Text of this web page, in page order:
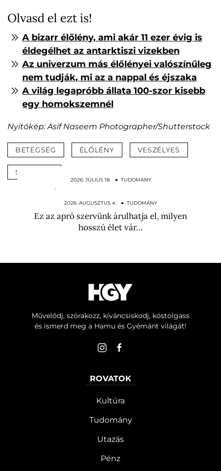
Olvasd el ezt is!
A bizarr élőlény, ami akár 11 ezer évig is
éldegélhet az antarktiszi vizekben
Az univerzum más élőlényei valószínűleg
nem tudják, mi az a nappal és éjszaka
A világ legapróbb állata 100-szor kisebb
egy homokszemnél
Nyitókép: Asif Naseem Photographer/Shutterstock
BETEGSÉG ÉLŐLÉNY VESZÉLYES
SZÚNYOG
2026. JÚLIUS 18. ● TUDOMÁNY
Málnaillatú és tele van cukorral: a
Tejútrendszer…
2026. AUGUSZTUS 4. ● TUDOMÁNY
Ez az apró szervünk árulhatja el, milyen
hosszú élet vár…
Művelődj, szórakozz, kíváncsiskodj, kóstolgass
és ismerd meg a Hamu és Gyémánt világát!
ROVATOK
Kultúra
Tudomány
Utazás
Pénz